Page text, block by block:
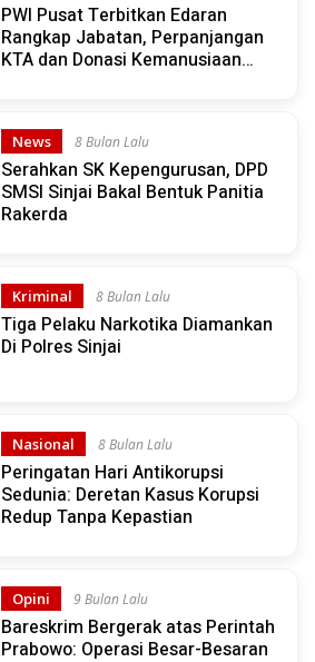
PWI Pusat Terbitkan Edaran
Rangkap Jabatan, Perpanjangan
KTA dan Donasi Kemanusiaan
News 8 Bulan Lalu
Serahkan SK Kepengurusan, DPD
SMSI Sinjai Bakal Bentuk Panitia
Rakerda
Kriminal 8 Bulan Lalu
Tiga Pelaku Narkotika Diamankan
Di Polres Sinjai
Nasional 8 Bulan Lalu
Peringatan Hari Antikorupsi
Sedunia: Deretan Kasus Korupsi
Redup Tanpa Kepastian
Opini 9 Bulan Lalu
Bareskrim Bergerak atas Perintah
Prabowo: Operasi Besar-Besaran